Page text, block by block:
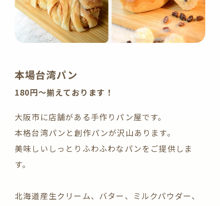
本場台湾パン
180円〜揃えております！
大阪市に店舗がある手作りパン屋です。
本格台湾パンと創作パンが沢山あります。
美味しいしっとりふわふわなパンをご提供しま
す。
北海道産生クリーム、バター、ミルクパウダー、